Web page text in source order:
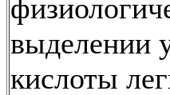
выделении
кислоты